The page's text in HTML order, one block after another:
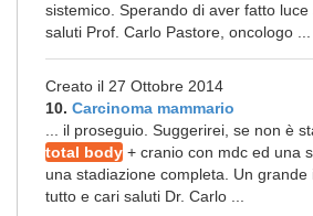
sistemico. Sperando di aver fatto
saluti Prof. Carlo Pastore, oncologo ...
Creato il 27 Ottobre 2014
10. Carcinoma mammario
... il proseguio. Suggerirei, se non è
total body + cranio con mdc ed una
una stadiazione completa. Un
tutto e cari saluti Dr. Carlo ...